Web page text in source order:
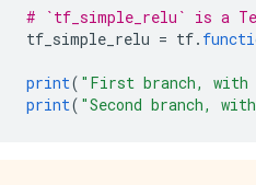
# `tf_simple_relu` is a
tf_simple_relu = tf.
print( "First branch, with
print( "Second branch,